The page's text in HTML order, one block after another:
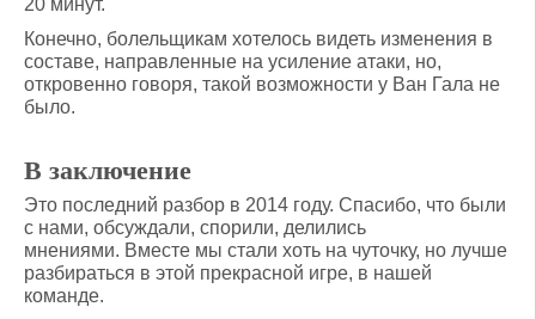
20 минут.
Конечно, болельщикам хотелось видеть изменения в
составе, направленные на усиление атаки, но,
откровенно говоря, такой возможности у Ван Гала не
было.
В заключение
Это последний разбор в 2014 году. Спасибо, что были
с нами, обсуждали, спорили, делились
мнениями. Вместе мы стали хоть на чуточку, но лучше
разбираться в этой прекрасной игре, в нашей
команде.